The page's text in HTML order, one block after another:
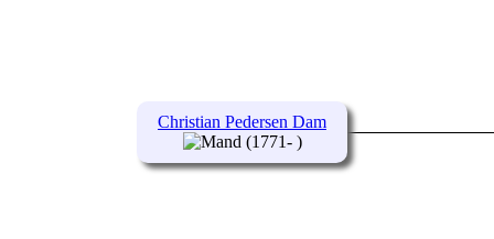
Christian Pedersen Dam
(1771- )